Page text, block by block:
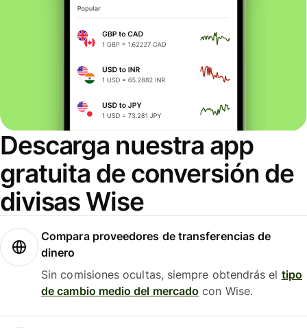
Descarga nuestra app
gratuita de conversión de
divisas Wise
Compara proveedores de transferencias de
dinero
Sin comisiones ocultas, siempre obtendrás el tipo
de cambio medio del mercado con Wise.